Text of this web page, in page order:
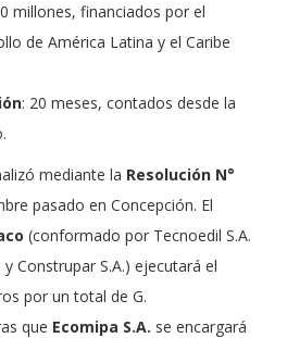
millones, financiados por el
de América Latina y el Caribe
: 20 meses, contados desde la
mediante la Resolución N°
pasado en Concepción. El
(conformado por Tecnoedil S.A.
Construpar S.A.) ejecutará el
por un total de G.
que Ecomipa S.A. se encargará